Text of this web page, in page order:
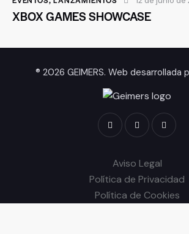
XBOX GAMES SHOWCASE
® 2026 GEIMERS. Web desarrollada
Aviso Legal
Política de Privacidad
Política de Cookies